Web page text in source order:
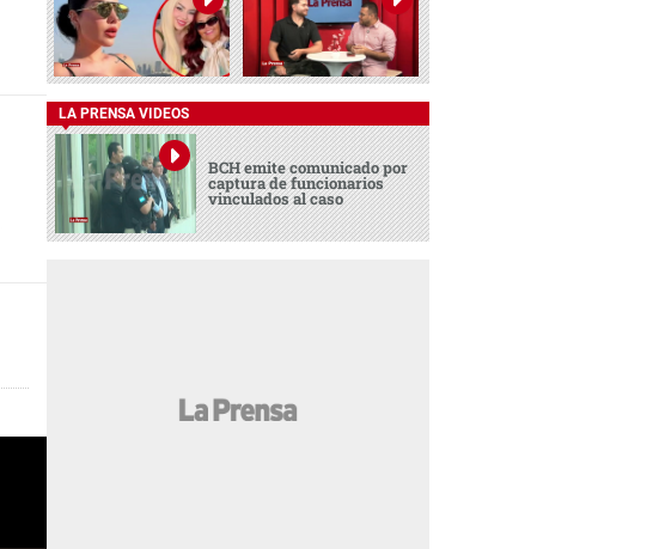
LA PRENSA VIDEOS
BCH emite comunicado por
captura de funcionarios
vinculados al caso